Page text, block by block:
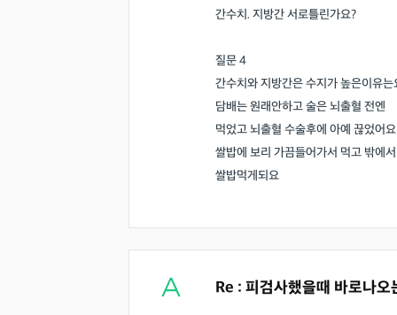
간수치. 지방간 서로틀린가요?
질문 4
간수치와 지방간은 수지가 높은이유는
담배는 원래안하고 술은 뇌출혈 전엔
먹었고 뇌출혈 수술후에 아예 끊었어요
쌀밥에 보리 가끔들어가서 먹고 밖에
쌀밥먹게되요
Re : 피검사했을때 바로나오